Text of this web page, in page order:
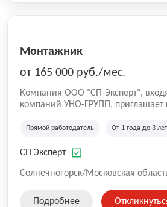
Монтажник
от 165 000 руб./мес.
Компания ООО "СП-Эксперт",
компаний УНО-ГРУПП, приглашает
работаем на рынке с 2005 года и
зданий из гибридных модульных
гибридно-модульного
Прямой работодатель От 1 года до 3 лет
СП Эксперт
Солнечногорск/Московская
Подробнее